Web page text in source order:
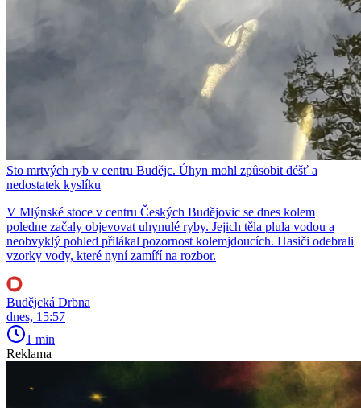
Sto mrtvých ryb v centru Budějc. Úhyn mohl způsobit déšť a
nedostatek kyslíku
V Mlýnské stoce v centru Českých Budějovic se dnes kolem
poledne začaly objevovat uhynulé ryby. Jejich těla plula vodou a
neobvyklý pohled přilákal pozornost kolemjdoucích. Hasiči odebrali
vzorky vody, které nyní zamíří na rozbor.
Budějcká Drbna
dnes, 15:57
1 min
Reklama